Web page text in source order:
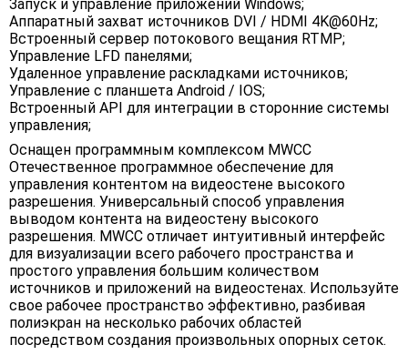
Запуск и управление приложений Windows;
Аппаратный захват источников DVI / HDMI 4K@60Hz;
Встроенный сервер потокового вещания RTMP;
Управление LFD панелями;
Удаленное управление раскладками источников;
Управление с планшета Android / IOS;
Встроенный API для интеграции в сторонние системы
управления;
Оснащен программным комплексом MWCC
Отечественное программное обеспечение для
управления контентом на видеостене высокого
разрешения. Универсальный способ управления
выводом контента на видеостену высокого
разрешения. MWCC отличает интуитивный интерфейс
для визуализации всего рабочего пространства и
простого управления большим количеством
источников и приложений на видеостенах. Используйте
свое рабочее пространство эффективно, разбивая
полиэкран на несколько рабочих областей
посредством создания произвольных опорных сеток.